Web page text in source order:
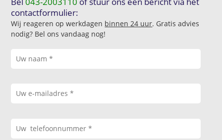
contactformulier:
Wij reageren op werkdagen binnen 24 uur. Gratis advies
nodig? Bel ons vandaag nog!